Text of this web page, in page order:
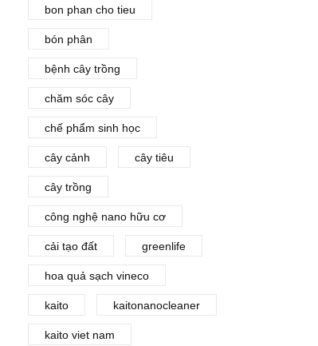
bon phan cho tieu
bón phân
bệnh cây trồng
chăm sóc cây
chế phẩm sinh học
cây cảnh cây tiêu
cây trồng
công nghệ nano hữu cơ
cải tạo đất greenlife
hoa quả sạch vineco
kaito kaitonanocleaner
kaito viet nam